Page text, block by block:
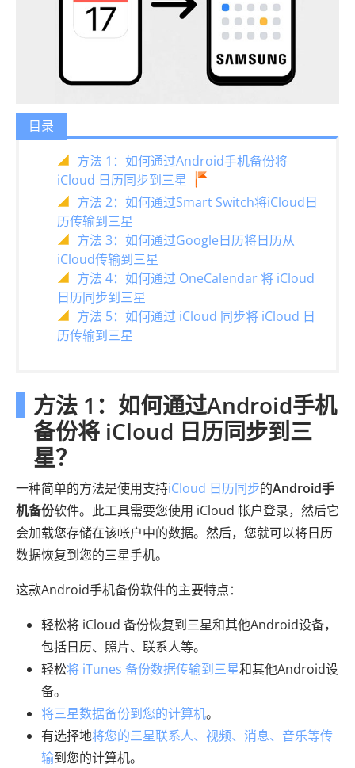
目录
方法 1：如何通过Android手机备份将
iCloud 日历同步到三星
方法 2：如何通过Smart Switch将iCloud日
历传输到三星
方法 3：如何通过Google日历将日历从
iCloud传输到三星
方法 4：如何通过 OneCalendar 将 iCloud
日历同步到三星
方法 5：如何通过 iCloud 同步将 iCloud 日
历传输到三星
方法 1：如何通过Android手机
备份将 iCloud 日历同步到三
星？
一种简单的方法是使用支持iCloud 日历同步的Android手
机备份软件。此工具需要您使用 iCloud 帐户登录，然后它
会加载您存储在该帐户中的数据。然后，您就可以将日历
数据恢复到您的三星手机。
这款Android手机备份软件的主要特点：
轻松将 iCloud 备份恢复到三星和其他Android设备，
包括日历、照片、联系人等。
轻松将 iTunes 备份数据传输到三星和其他Android设
备。
将三星数据备份到您的计算机。
有选择地将您的三星联系人、视频、消息、音乐等传
输到您的计算机。